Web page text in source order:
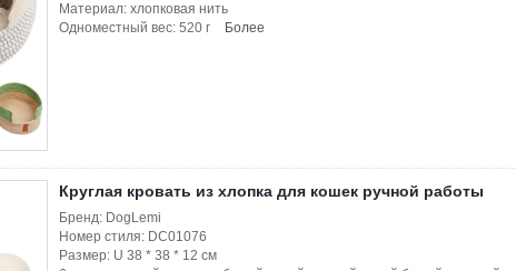
Материал: хлопковая нить
Одноместный вес: 520 г
Более
Круглая кровать из хлопка для кошек ручной работы
Бренд: DogLemi
Номер стиля: DC01076
Размер: U 38 * 38 * 12 см